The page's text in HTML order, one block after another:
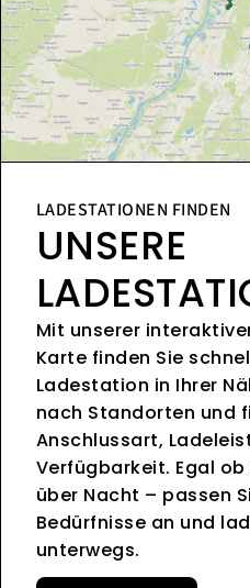
LADESTATIONEN FINDEN
UNSERE
Mit unserer
Karte finden Sie
Ladestation in Ihrer
nach Standorten und
Anschlussart,
Verfügbarkeit. Egal
über Nacht – passen
Bedürfnisse an und
unterwegs.